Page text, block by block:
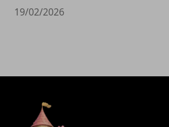
19/02/2026